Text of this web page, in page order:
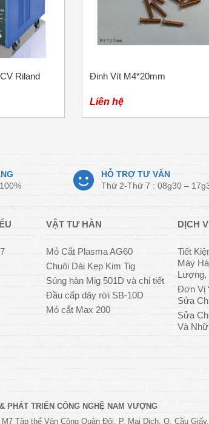
Riland Đinh Vít M4*20mm
Liên hệ
HỖ TRỢ TƯ VẤN
Thứ 2-Thứ 7 : 08g30 –
VẬT TƯ HÀN
Mỏ Cắt Plasma AG60
Chuôi Dài Kẹp Kim Tig
Súng hàn Mig 501D và chi tiết
Đầu cấp dây rời SB-10D
Mỏ cắt Max 200
DỊCH
Tiết
Máy
Lượng,
Đơn Vị
Sửa
Sửa
Và
PHÁT TRIỂN CÔNG NGHỆ NAM VƯỢNG
Tập thể Văn Công Quân Đội, P. Mai Dịch, Q. Cầu Giấy.